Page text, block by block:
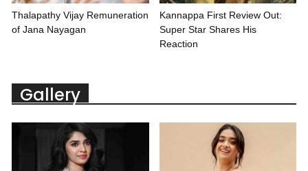
Thalapathy Vijay Remuneration
of Jana Nayagan
Kannappa First Review Out:
Super Star Shares His
Reaction
Gallery